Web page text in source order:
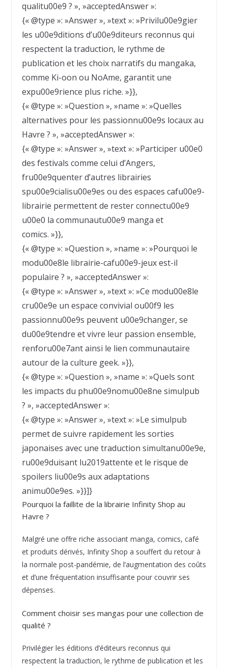
qualitu00e9 ? », »acceptedAnswer »:
{« @type »: »Answer », »text »: »Privilu00e9gier
les u00e9ditions d’u00e9diteurs reconnus qui
respectent la traduction, le rythme de
publication et les choix narratifs du mangaka,
comme Ki-oon ou NoAme, garantit une
expu00e9rience plus riche. »}},
{« @type »: »Question », »name »: »Quelles
alternatives pour les passionnu00e9s locaux au
Havre ? », »acceptedAnswer »:
{« @type »: »Answer », »text »: »Participer u00e0
des festivals comme celui d’Angers,
fru00e9quenter d’autres librairies
spu00e9cialisu00e9es ou des espaces cafu00e9-
librairie permettent de rester connectu00e9
u00e0 la communautu00e9 manga et
comics. »}},
{« @type »: »Question », »name »: »Pourquoi le
modu00e8le librairie-cafu00e9-jeux est-il
populaire ? », »acceptedAnswer »:
{« @type »: »Answer », »text »: »Ce modu00e8le
cru00e9e un espace convivial ou00f9 les
passionnu00e9s peuvent u00e9changer, se
du00e9tendre et vivre leur passion ensemble,
renforu00e7ant ainsi le lien communautaire
autour de la culture geek. »}},
{« @type »: »Question », »name »: »Quels sont
les impacts du phu00e9nomu00e8ne simulpub
? », »acceptedAnswer »:
{« @type »: »Answer », »text »: »Le simulpub
permet de suivre rapidement les sorties
japonaises avec une traduction simultanu00e9e,
ru00e9duisant lu2019attente et le risque de
spoilers liu00e9s aux adaptations
animu00e9es. »}}]}
Pourquoi la faillite de la librairie Infinity Shop au
Havre ?
Malgré une offre riche associant manga, comics, café
et produits dérivés, Infinity Shop a souffert du retour à
la normale post-pandémie, de l’augmentation des coûts
et d’une fréquentation insuffisante pour couvrir ses
dépenses.
Comment choisir ses mangas pour une collection de
qualité ?
Privilégier les éditions d’éditeurs reconnus qui
respectent la traduction, le rythme de publication et les